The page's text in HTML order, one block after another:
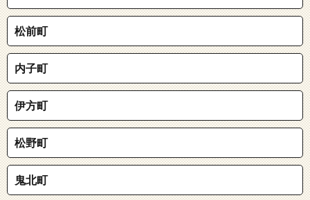
松前町
内子町
伊方町
松野町
鬼北町